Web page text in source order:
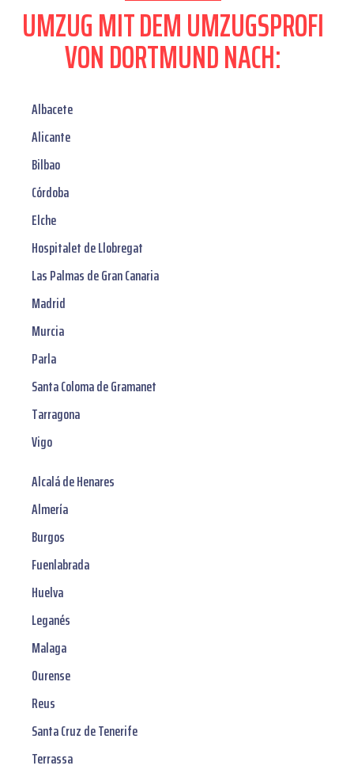
UMZUG MIT DEM UMZUGSPROFI
VON DORTMUND NACH:
Albacete
Alicante
Bilbao
Córdoba
Elche
Hospitalet de Llobregat
Las Palmas de Gran Canaria
Madrid
Murcia
Parla
Santa Coloma de Gramanet
Tarragona
Vigo
Alcalá de Henares
Almería
Burgos
Fuenlabrada
Huelva
Leganés
Malaga
Ourense
Reus
Santa Cruz de Tenerife
Terrassa